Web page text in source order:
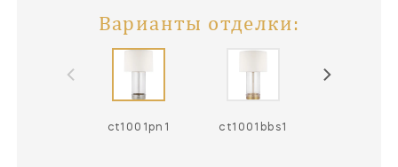
Варианты отделки:
ct1001pn1 ct1001bbs1